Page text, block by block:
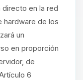
en la red
hardware de los
un
en proporción
de
6